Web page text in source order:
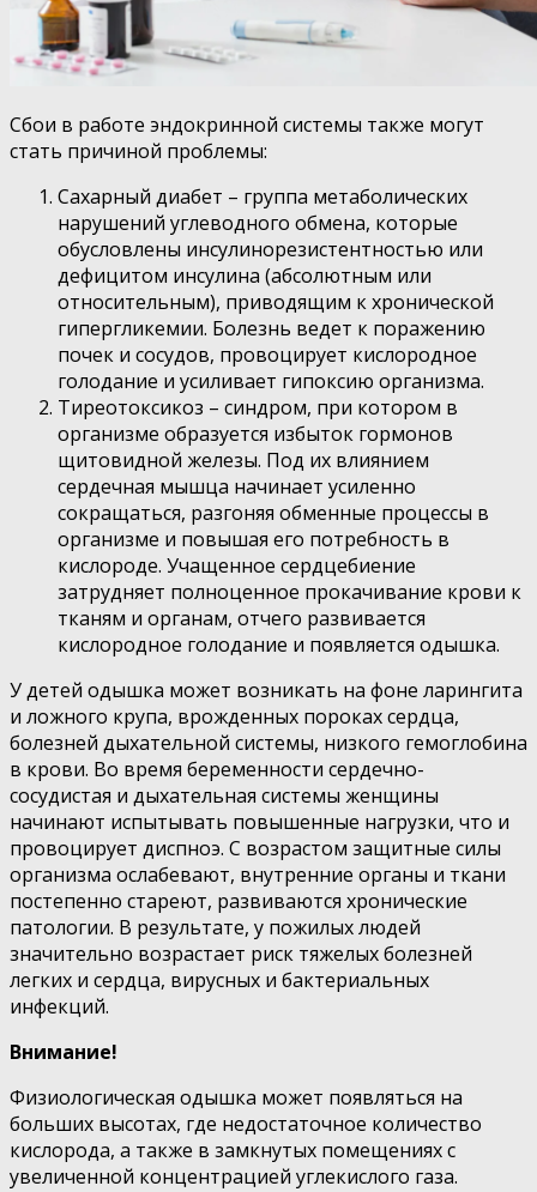
Сбои в работе эндокринной системы также могут
стать причиной проблемы:
Сахарный диабет – группа метаболических
нарушений углеводного обмена, которые
обусловлены инсулинорезистентностью или
дефицитом инсулина (абсолютным или
относительным), приводящим к хронической
гипергликемии. Болезнь ведет к поражению
почек и сосудов, провоцирует кислородное
голодание и усиливает гипоксию организма.
Тиреотоксикоз – синдром, при котором в
организме образуется избыток гормонов
щитовидной железы. Под их влиянием
сердечная мышца начинает усиленно
сокращаться, разгоняя обменные процессы в
организме и повышая его потребность в
кислороде. Учащенное сердцебиение
затрудняет полноценное прокачивание крови к
тканям и органам, отчего развивается
кислородное голодание и появляется одышка.
У детей одышка может возникать на фоне ларингита
и ложного крупа, врожденных пороках сердца,
болезней дыхательной системы, низкого гемоглобина
в крови. Во время беременности сердечно-
сосудистая и дыхательная системы женщины
начинают испытывать повышенные нагрузки, что и
провоцирует диспноэ. С возрастом защитные силы
организма ослабевают, внутренние органы и ткани
постепенно стареют, развиваются хронические
патологии. В результате, у пожилых людей
значительно возрастает риск тяжелых болезней
легких и сердца, вирусных и бактериальных
инфекций.
Внимание!
Физиологическая одышка может появляться на
больших высотах, где недостаточное количество
кислорода, а также в замкнутых помещениях с
увеличенной концентрацией углекислого газа.